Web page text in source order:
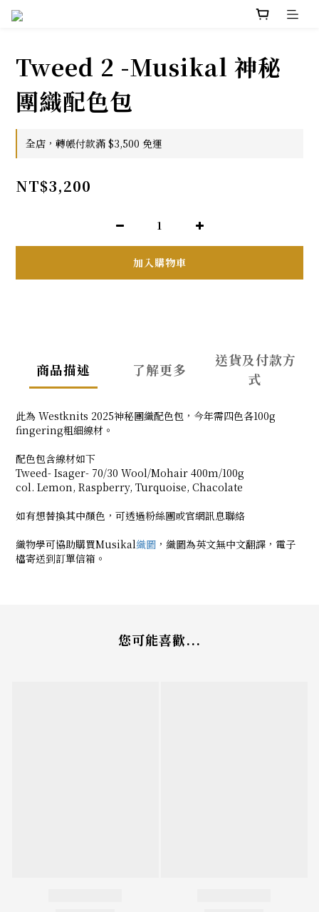
Tweed 2 -Musikal 神秘
團織配色包
全店，轉帳付款滿 $3,500 免運
NT$3,200
加入購物車
商品描述 了解更多
送貨及付款方
式
此為 Westknits 2025神秘團織配色包，今年需四色各100g
fingering粗細線材。
配色包含線材如下
Tweed- Isager- 70/30 Wool/Mohair 400m/100g
col. Lemon, Raspberry, Turquoise, Chacolate
如有想替換其中顏色，可透過粉絲團或官網訊息聯絡
織物學可協助購買Musikal織圖 ，織圖為英文無中文翻譯，電子
檔寄送到訂單信箱。
您可能喜歡...